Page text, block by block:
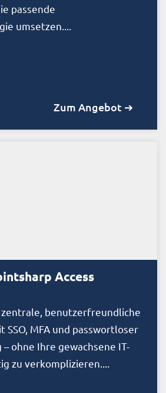
passende
umsetzen....
Zum Angebot ➔
Access
zentrale, benutzerfreundliche
MFA und passwortloser
ohne Ihre gewachsene IT-
zu verkomplizieren....